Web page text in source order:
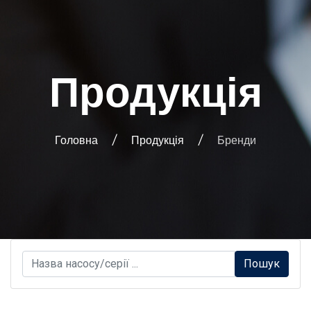
Продукція
Головна Продукція Бренди
e
a
Пошук